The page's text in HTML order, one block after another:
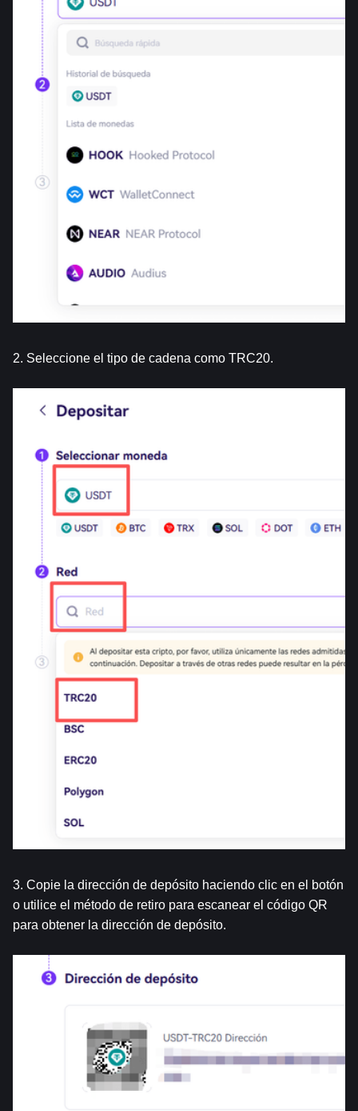
2. Seleccione el tipo de cadena como TRC20.
3. Copie la dirección de depósito haciendo clic en el botón
o utilice el método de retiro para escanear el código QR
para obtener la dirección de depósito.